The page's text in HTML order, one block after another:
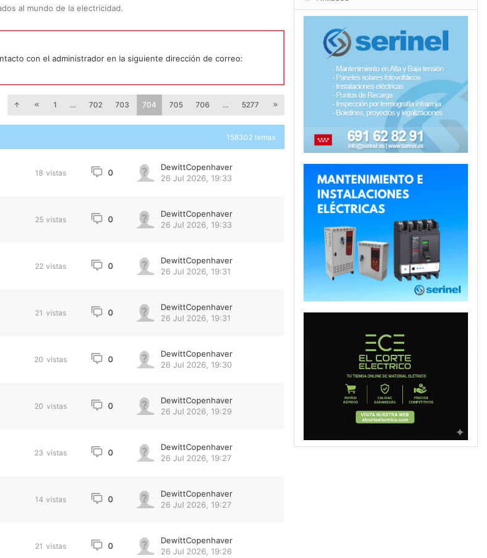
al mundo de la electricidad.
con el administrador en la siguiente dirección de correo:
1 … 702 703 704 705 706 … 5277
158302 temas
18 vistas 0
DewittCopenhaver
26 Jul 2026, 19:33
25 vistas 0
DewittCopenhaver
26 Jul 2026, 19:33
22 vistas 0
DewittCopenhaver
26 Jul 2026, 19:31
21 vistas 0
DewittCopenhaver
26 Jul 2026, 19:31
20 vistas 0
DewittCopenhaver
26 Jul 2026, 19:30
20 vistas 0
DewittCopenhaver
26 Jul 2026, 19:29
23 vistas 0
DewittCopenhaver
26 Jul 2026, 19:27
14 vistas 0
DewittCopenhaver
26 Jul 2026, 19:27
21 vistas 0
DewittCopenhaver
26 Jul 2026, 19:26